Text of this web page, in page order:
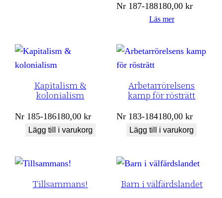
Nr 187-188180,00kr
Läs mer
Kapitalism &
kolonialism
Nr 185-186180,00kr
Lägg till i varukorg
Arbetarrörelsens
kamp för rösträtt
Nr 183-184180,00kr
Lägg till i varukorg
Tillsammans! Barn i välfärdslandet